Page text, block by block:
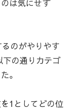
は気にせず
のがやりやす
下の通りカテゴ
。
1としてどの位